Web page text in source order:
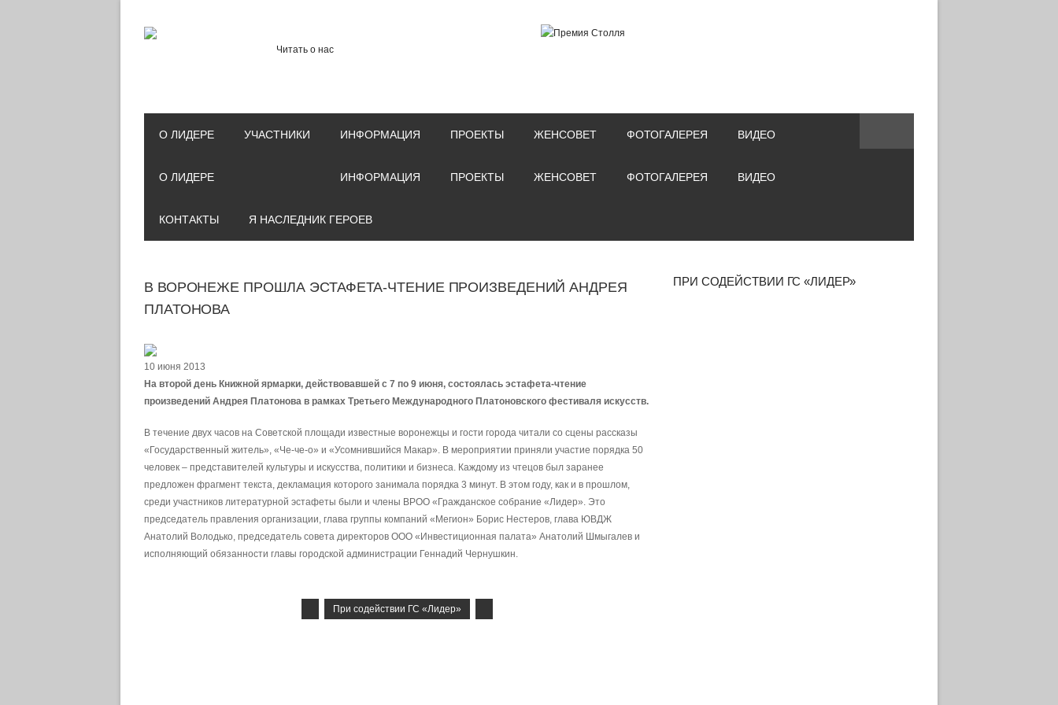
Читать о нас
О ЛИДЕРЕ
О ЛИДЕРЕ
УЧАСТНИКИ ИНФОРМАЦИЯ
ИНФОРМАЦИЯ
ПРОЕКТЫ
ПРОЕКТЫ
ЖЕНСОВЕТ
ЖЕНСОВЕТ
ФОТОГАЛЕРЕЯ
ФОТОГАЛЕРЕЯ
ВИДЕО
ВИДЕО
КОНТАКТЫ Я НАСЛЕДНИК ГЕРОЕВ
В ВОРОНЕЖЕ ПРОШЛА ЭСТАФЕТА-ЧТЕНИЕ ПРОИЗВЕДЕНИЙ АНДРЕЯ
ПЛАТОНОВА
10 июня 2013
На второй день Книжной ярмарки, действовавшей с 7 по 9 июня, состоялась эстафета-чтение
произведений Андрея Платонова в рамках Третьего Международного Платоновского фестиваля искусств.
В течение двух часов на Советской площади известные воронежцы и гости города читали со сцены рассказы
«Государственный житель», «Че-че-о» и «Усомнившийся Макар». В мероприятии приняли участие порядка 50
человек – представителей культуры и искусства, политики и бизнеса. Каждому из чтецов был заранее
предложен фрагмент текста, декламация которого занимала порядка 3 минут. В этом году, как и в прошлом,
среди участников литературной эстафеты были и члены ВРОО «Гражданское собрание «Лидер». Это
председатель правления организации, глава группы компаний «Мегион» Борис Нестеров, глава ЮВДЖ
Анатолий Володько, председатель совета директоров ООО «Инвестиционная палата» Анатолий Шмыгалев и
исполняющий обязанности главы городской администрации Геннадий Чернушкин.
При содействии ГС «Лидер»
ПРИ СОДЕЙСТВИИ ГС «ЛИДЕР»